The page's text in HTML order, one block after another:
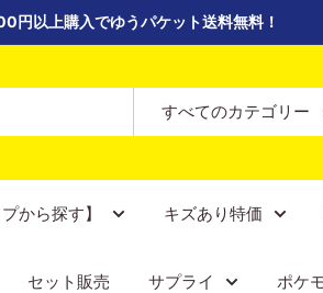
円以上購入でゆうパケット送料無料！
すべてのカテゴリー
から探す】 キズあり特価
セット販売 サプライ ポケ